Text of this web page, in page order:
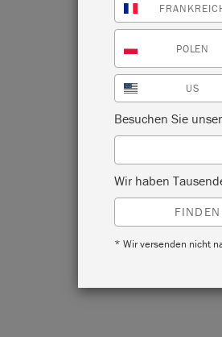
ALLE
POLEN
US
Besuchen Sie
Wir haben
* Wir versenden nicht